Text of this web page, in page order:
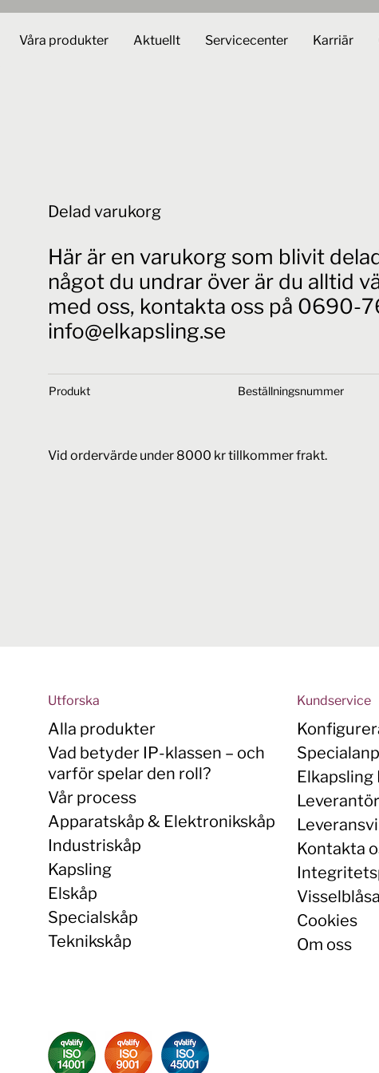
Våra produkter Aktuellt Servicecenter Karriär
Delad varukorg
Här är en varukorg som blivit
något du undrar över är du alltid
med oss, kontakta oss på 0690-
info@elkapsling.se
Produkt Beställningsnummer
Vid ordervärde under 8000 kr tillkommer frakt.
Utforska
Alla produkter
Vad betyder IP-klassen – och
varför spelar den roll?
Vår process
Apparatskåp & Elektronikskåp
Industriskåp
Kapsling
Elskåp
Specialskåp
Teknikskåp
Kundservice
Elkapsling
Kontakta
Cookies
Om oss